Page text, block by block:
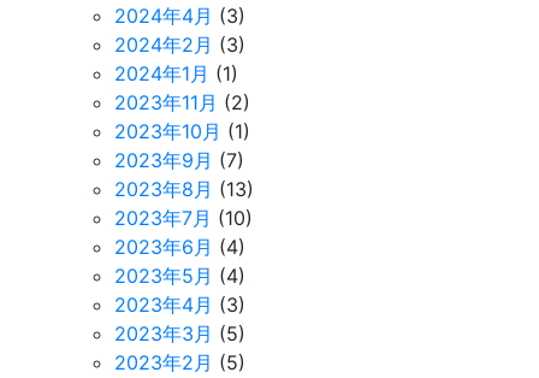
2024年4月 (3)
2024年2月 (3)
2024年1月 (1)
2023年11月 (2)
2023年10月 (1)
2023年9月 (7)
2023年8月 (13)
2023年7月 (10)
2023年6月 (4)
2023年5月 (4)
2023年4月 (3)
2023年3月 (5)
2023年2月 (5)